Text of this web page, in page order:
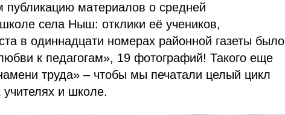
материалов о средней
села Ныш: отклики её учеников,
в одиннадцати номерах районной газеты было
к педагогам», 19 фотографий! Такого еще
труда» – чтобы мы печатали целый цикл
и школе.